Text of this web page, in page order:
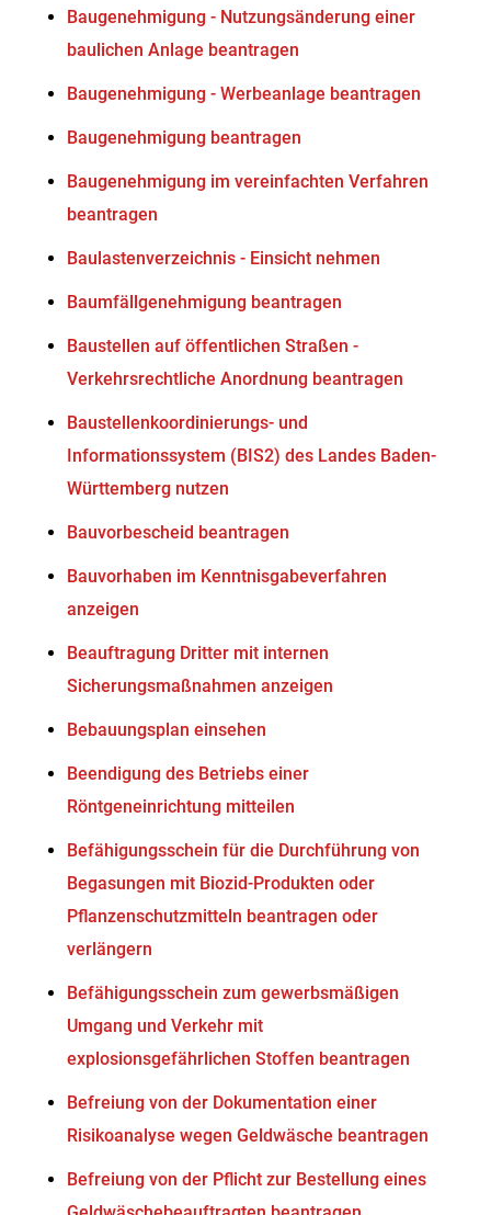
Baugenehmigung - Nutzungsänderung einer
baulichen Anlage beantragen
Baugenehmigung - Werbeanlage beantragen
Baugenehmigung beantragen
Baugenehmigung im vereinfachten Verfahren
beantragen
Baulastenverzeichnis - Einsicht nehmen
Baumfällgenehmigung beantragen
Baustellen auf öffentlichen Straßen -
Verkehrsrechtliche Anordnung beantragen
Baustellenkoordinierungs- und
Informationssystem (BIS2) des Landes Baden-
Württemberg nutzen
Bauvorbescheid beantragen
Bauvorhaben im Kenntnisgabeverfahren
anzeigen
Beauftragung Dritter mit internen
Sicherungsmaßnahmen anzeigen
Bebauungsplan einsehen
Beendigung des Betriebs einer
Röntgeneinrichtung mitteilen
Befähigungsschein für die Durchführung von
Begasungen mit Biozid-Produkten oder
Pflanzenschutzmitteln beantragen oder
verlängern
Befähigungsschein zum gewerbsmäßigen
Umgang und Verkehr mit
explosionsgefährlichen Stoffen beantragen
Befreiung von der Dokumentation einer
Risikoanalyse wegen Geldwäsche beantragen
Befreiung von der Pflicht zur Bestellung eines